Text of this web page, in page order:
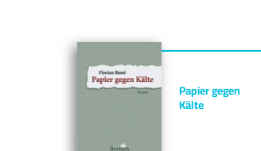
Papier gegen
Kälte